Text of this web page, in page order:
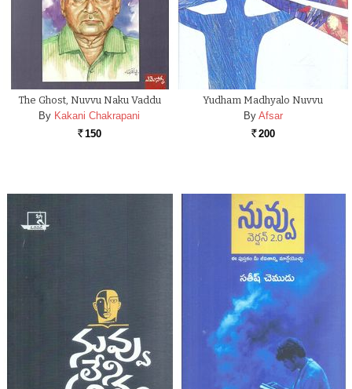
The Ghost, Nuvvu Naku Vaddu
By Kakani Chakrapani
Rs. 150
Yudham Madhyalo Nuvvu
By Afsar
Rs. 200